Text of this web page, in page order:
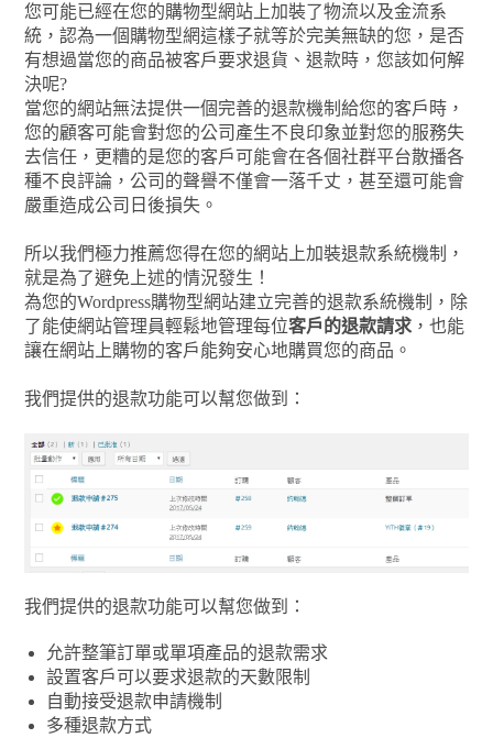
您可能已經在您的購物型網站上加裝了物流以及金流系
統，認為一個購物型網這樣子就等於完美無缺的您，是否
有想過當您的商品被客戶要求退貨、退款時，您該如何解
決呢?
當您的網站無法提供一個完善的退款機制給您的客戶時，
您的顧客可能會對您的公司產生不良印象並對您的服務失
去信任，更糟的是您的客戶可能會在各個社群平台散播各
種不良評論，公司的聲譽不僅會一落千丈，甚至還可能會
嚴重造成公司日後損失。
所以我們極力推薦您得在您的網站上加裝退款系統機制，
就是為了避免上述的情況發生！
為您的Wordpress購物型網站建立完善的退款系統機制，除
了能使網站管理員輕鬆地管理每位客戶的退款請求 ，也能
讓在網站上購物的客戶能夠安心地購買您的商品。
我們提供的退款功能可以幫您做到：
我們提供的退款功能可以幫您做到：
允許整筆訂單或單項產品的退款需求
設置客戶可以要求退款的天數限制
自動接受退款申請機制
多種退款方式